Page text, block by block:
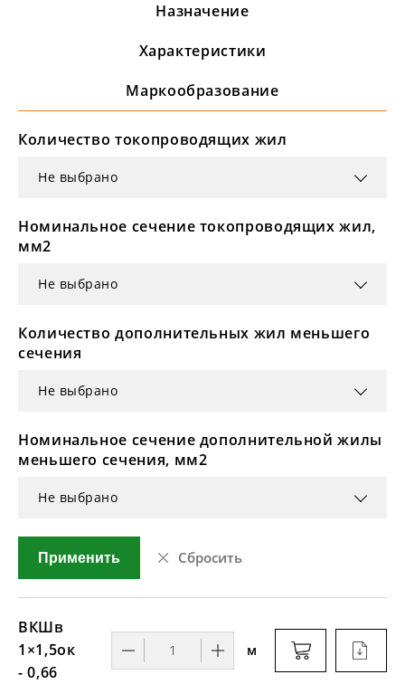
Назначение
Характеристики
Маркообразование
Количество токопроводящих жил
Не выбрано
Номинальное сечение токопроводящих жил,
мм2
Не выбрано
Количество дополнительных жил меньшего
сечения
Не выбрано
Номинальное сечение дополнительной жилы
меньшего сечения, мм2
Не выбрано
Применить Сбросить
ВКШв
1×1,5ок
- 0,66
м